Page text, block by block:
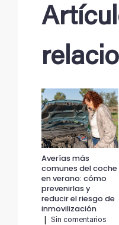
Averías más
comunes del coche
en verano: cómo
prevenirlas y
reducir el riesgo de
inmovilización
Sin comentarios